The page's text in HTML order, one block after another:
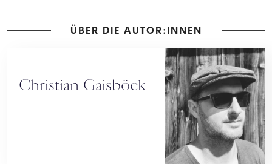
ÜBER DIE AUTOR:INNEN
Christian Gaisböck